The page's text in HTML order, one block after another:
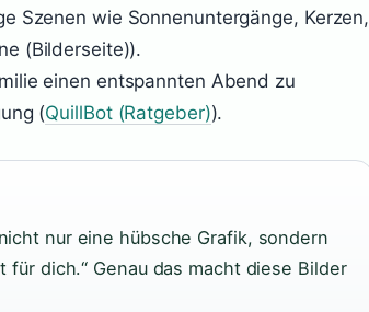
Szenen wie Sonnenuntergänge, Kerzen,
(Bilderseite)).
einen entspannten Abend zu
(QuillBot (Ratgeber)).
nur eine hübsche Grafik, sondern
dich.“ Genau das macht diese Bilder